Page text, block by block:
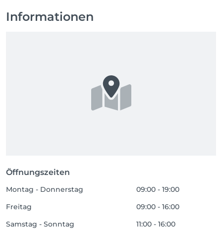
Informationen
Öffnungszeiten
Montag - Donnerstag
09:00 - 19:00
Freitag
09:00 - 16:00
Samstag - Sonntag
11:00 - 16:00